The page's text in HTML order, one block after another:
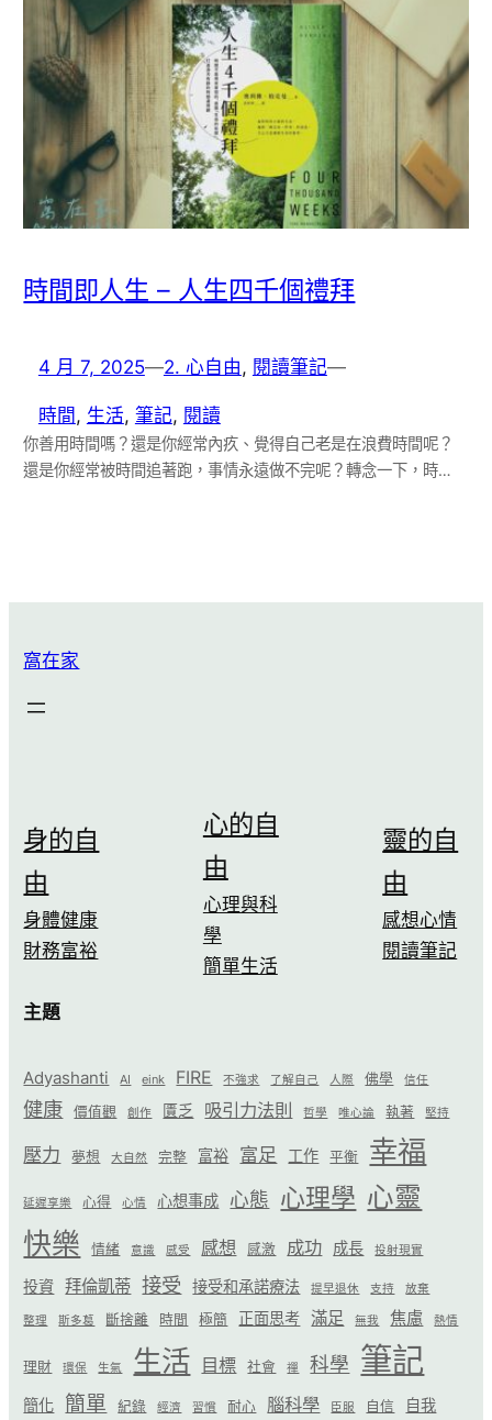
時間即人生 – 人生四千個禮拜
4 月 7, 2025—2. 心自由, 閱讀筆記—
時間, 生活, 筆記, 閱讀
你善用時間嗎？還是你經常內疚、覺得自己老是在浪費時間呢？
還是你經常被時間追著跑，事情永遠做不完呢？轉念一下，時…
窩在家
身的自
由
身體健康
財務富裕
心的自
由
心理與科
學
簡單生活
靈的自
由
感想心情
閱讀筆記
主題
Adyashanti AI eink FIRE 不強求 了解自己 人際 佛學 信任
健康 價值觀 創作 匱乏 吸引力法則 哲學 唯心論 執著 堅持
壓力 夢想 大自然 完整 富裕 富足 工作 平衡 幸福
延遲享樂 心得 心情 心想事成 心態 心理學 心靈
快樂 情緒 意識 感受 感想 感激 成功 成長 投射現實
投資 拜倫凱蒂 接受 接受和承諾療法 提早退休 支持 放棄
整理 斯多葛 斷捨離 時間 極簡 正面思考 滿足 無我 焦慮 熱情
理財 環保 生氣 生活 目標 社會 禪 科學 筆記
簡化 簡單 紀錄 經濟 習慣 耐心 腦科學 臣服 自信 自我